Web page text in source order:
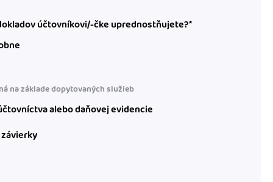
účtovníkovi/-čke uprednostňujete?*
na základe dopytovaných služieb
alebo daňovej evidencie